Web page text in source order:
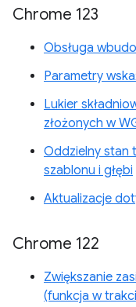
Chrome 123
Obsługa
Parametry
Lukier
złożonych w
Oddzielny stan
szablonu i głębi
Aktualizacje
Chrome 122
Zwiększanie
(funkcja w